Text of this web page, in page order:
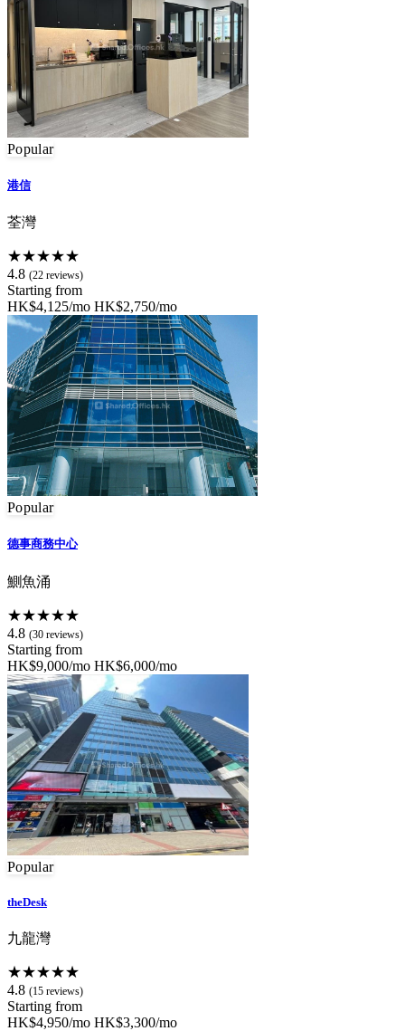
Popular
港信
荃灣
★★★★★
4.8 (22 reviews)
Starting from
HK$4,125/mo HK$2,750/mo
Popular
德事商務中心
鰂魚涌
★★★★★
4.8 (30 reviews)
Starting from
HK$9,000/mo HK$6,000/mo
Popular
theDesk
九龍灣
★★★★★
4.8 (15 reviews)
Starting from
HK$4,950/mo HK$3,300/mo